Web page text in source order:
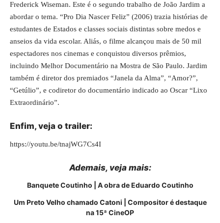
Frederick Wiseman. Este é o segundo trabalho de João Jardim a
abordar o tema. “Pro Dia Nascer Feliz” (2006) trazia histórias de
estudantes de Estados e classes sociais distintas sobre medos e
anseios da vida escolar. Aliás, o filme alcançou mais de 50 mil
espectadores nos cinemas e conquistou diversos prêmios,
incluindo Melhor Documentário na Mostra de São Paulo. Jardim
também é diretor dos premiados “Janela da Alma”, “Amor?”,
“Getúlio”, e codiretor do documentário indicado ao Oscar “Lixo
Extraordinário”.
Enfim, veja o trailer:
https://youtu.be/tnajWG7Cs4I
Ademais, veja mais:
Banquete Coutinho | A obra de Eduardo Coutinho
Um Preto Velho chamado Catoni | Compositor é destaque
na 15ª CineOP